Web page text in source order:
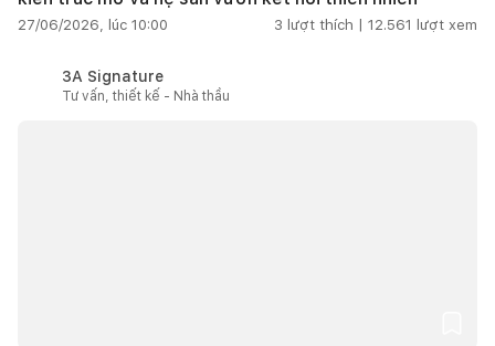
27/06/2026, lúc 10:00 3 lượt thích | 12.561 lượt xem
3A Signature
Tư vấn, thiết kế - Nhà thầu